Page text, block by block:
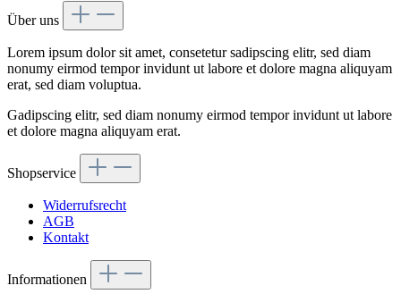
Über uns
Lorem ipsum dolor sit amet, consetetur sadipscing elitr, sed diam
nonumy eirmod tempor invidunt ut labore et dolore magna aliquyam
erat, sed diam voluptua.
Gadipscing elitr, sed diam nonumy eirmod tempor invidunt ut labore
et dolore magna aliquyam erat.
Shopservice
Widerrufsrecht
AGB
Kontakt
Informationen